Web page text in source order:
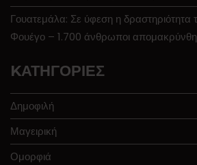
Γουατεμάλα: Σε ύφεση η δραστηριότητα
Φουέγο – 1.700 άνθρωποι
KΑΤΗΓΟΡΊΕΣ
Δημοφιλή
Μαγειρική
Ομορφιά